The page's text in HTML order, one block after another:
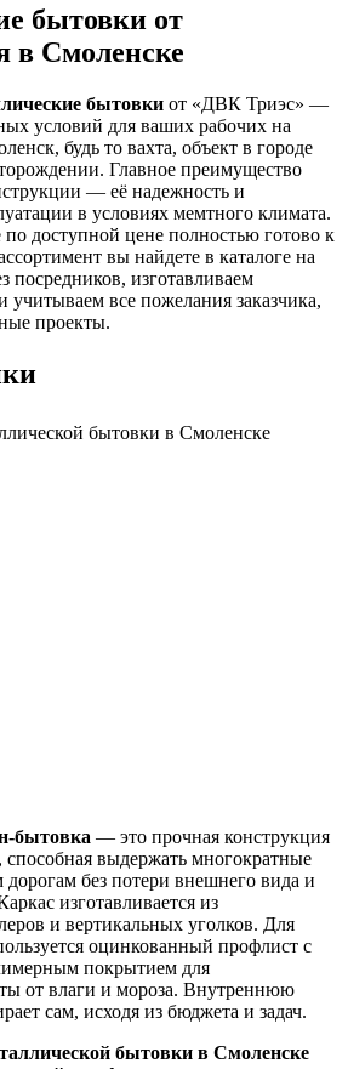
бытовки от
в Смоленске
бытовки от «ДВК Триэс» —
условий для ваших рабочих на
будь то вахта, объект в городе
Главное преимущество
— её надежность и
в условиях мемтного климата.
по доступной цене полностью готово к
вы найдете в каталоге на
посредников, изготавливаем
все пожелания заказчика,
проекты.
бытовка — это прочная конструкция
способная выдержать многократные
без потери внешнего вида и
изготавливается из
и вертикальных уголков. Для
оцинкованный профлист с
покрытием для
от влаги и мороза. Внутреннюю
сам, исходя из бюджета и задач.
бытовки в Смоленске